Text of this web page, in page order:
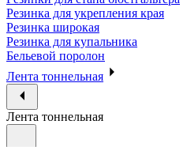
Резинка для укрепления края
Резинка широкая
Резинка для купальника
Бельевой поролон
Лента тоннельная
Лента тоннельная